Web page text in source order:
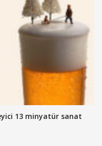
13 minyatür sanat